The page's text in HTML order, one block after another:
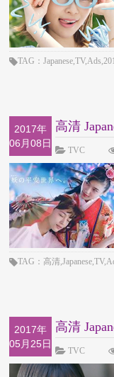
TAG：
2017年
06月08日
高清
视广告
TVC
TAG：高清
2017年
05月25日
高清
视广告
TVC